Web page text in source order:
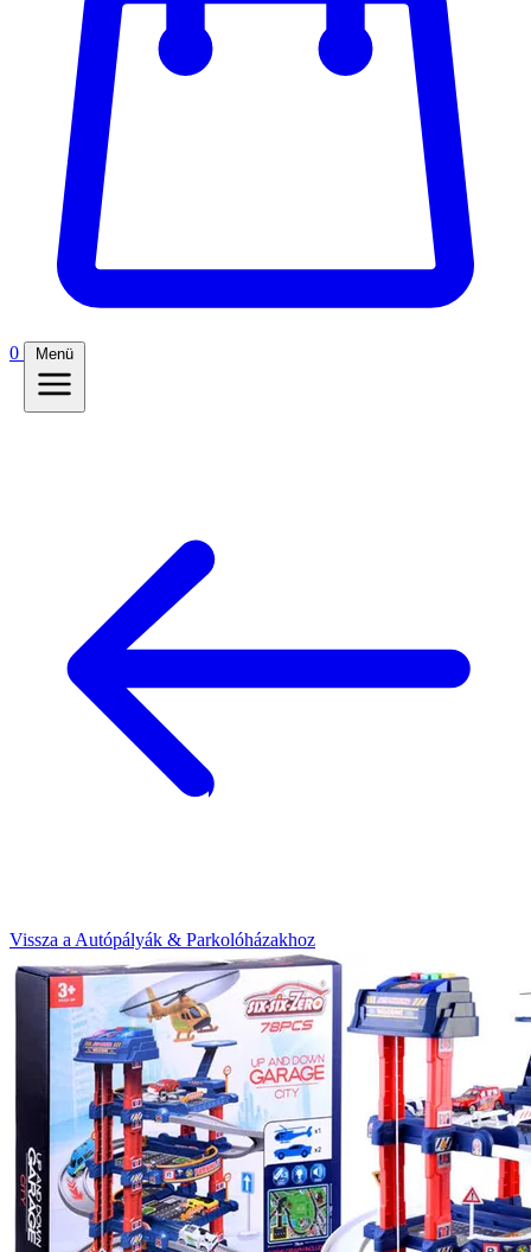
0 Menü
Vissza a Autópályák & Parkolóházakhoz